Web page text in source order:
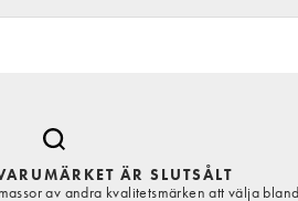
ÄR SLUTSÅLT
av andra kvalitetsmärken att välja bland